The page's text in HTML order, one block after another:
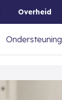
Overheid
Ondersteuning